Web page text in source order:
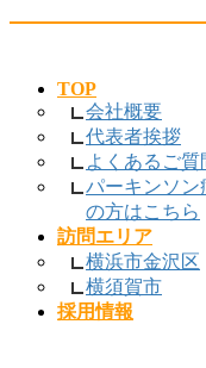
TOP
会社概要
代表者挨拶
よくあるご質
パーキンソン
の方はこちら
訪問エリア
横浜市金沢区
横須賀市
採用情報